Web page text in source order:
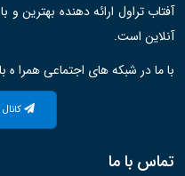
آفتاب تراول ارائه دهنده
آنلاین است.
با ما در شبکه های اجتماعی همرا ه
تماس با ما